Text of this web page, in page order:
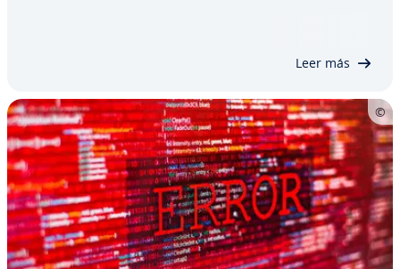
Leer más